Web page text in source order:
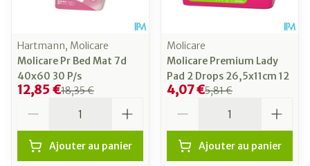
Hartmann, Molicare
Molicare Pr Bed Mat 7d
40x60 30 P/s
18,35 €
12,85 €
Ajouter au panier
Molicare
Molicare Premium Lady
Pad 2 Drops 26,5x11cm 12
5,81 €
4,07 €
Ajouter au panier